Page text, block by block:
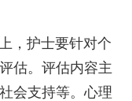
，护士要针对个
估。评估内容主
会支持等。心理